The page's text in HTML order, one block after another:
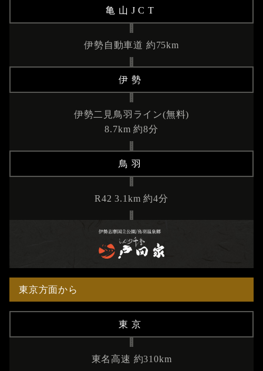
亀山JCT
伊勢自動車道 約75km
伊勢
伊勢二見鳥羽ライン(無料)
8.7km 約8分
鳥羽
R42 3.1km 約4分
東京方面から
東京
東名高速 約310km